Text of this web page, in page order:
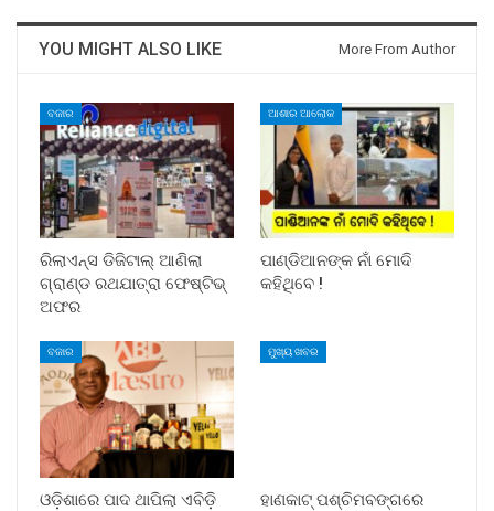
YOU MIGHT ALSO LIKE More From Author
ବଜାର
ରିଲାଏନ୍ସ ଡିଜିଟାଲ୍ ଆଣିଲା
ଗ୍ରାଣ୍ଡ ରଥଯାତ୍ରା ଫେଷ୍ଟିଭ୍
ଅଫର
ଆଶାର ଆଲୋକ
ପାଣ୍ଡିଆନଙ୍କ ନାଁ ମୋଦି
କହିଥିବେ !
ବଜାର
ଓଡ଼ିଶାରେ ପାଦ ଥାପିଲା ଏବିଡ଼ି
ମୁଖ୍ୟ ଖବର
ହାଣକାଟ୍‌ ପଶ୍ଚିମବଙ୍ଗରେ